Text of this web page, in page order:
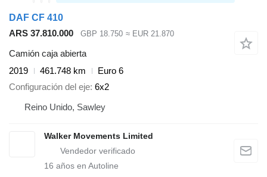
DAF CF 410
ARS 37.810.000
GBP 18.750 ≈ EUR 21.870
Camión caja abierta
2019
461.748 km
Euro 6
Configuración del eje 6x2
Reino Unido, Sawley
Walker Movements Limited
16 años en Autoline